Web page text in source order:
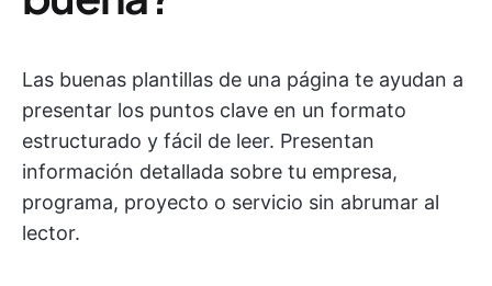
Las buenas plantillas de una página te ayudan a
presentar los puntos clave en un formato
estructurado y fácil de leer. Presentan
información detallada sobre tu empresa,
programa, proyecto o servicio sin abrumar al
lector.